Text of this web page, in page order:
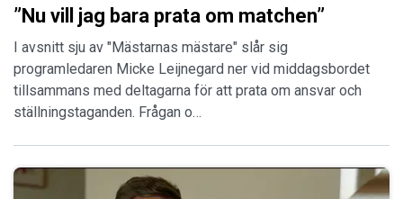
”Nu vill jag bara prata om matchen”
I avsnitt sju av "Mästarnas mästare" slår sig
programledaren Micke Leijnegard ner vid middagsbordet
tillsammans med deltagarna för att prata om ansvar och
ställningstaganden. Frågan o…